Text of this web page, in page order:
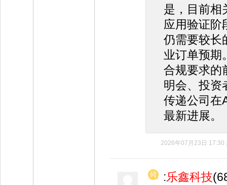
是，目前相
应用验证阶
仍需要较长
业订单预期
合规要求的
明会、投资
传递公司在
最新进展。
2026年07月23日 17:30
:乐鑫科技